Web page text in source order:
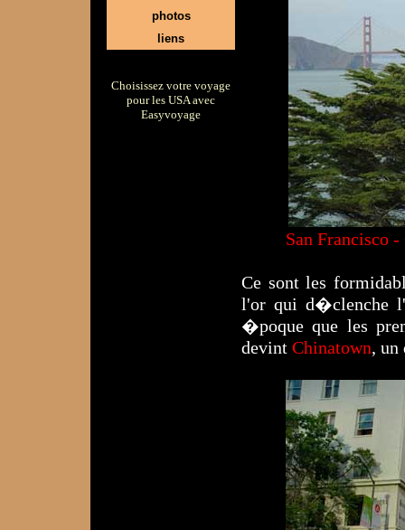
photos
liens
Choisissez votre voyage
pour les USA avec
Easyvoyage
San Francisco
Ce sont les
l'or qui d�clenche
�poque que les
devint Chinatown, un